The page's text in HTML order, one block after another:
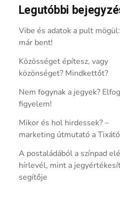
Legutóbbi
Vibe és adatok a pult
már bent!
Közösséget építesz, vagy
közönséget? Mindkettőt?
Nem fogynak a jegyek?
figyelem!
Mikor és hol hirdessek? –
marketing útmutató a
A postaládából a színpad
hírlevél, mint a
segítője